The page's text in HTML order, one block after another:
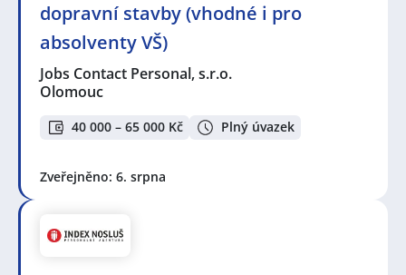
dopravní stavby (vhodné i pro
absolventy VŠ)
Jobs Contact Personal, s.r.o.
Olomouc
40 000 – 65 000 Kč Plný úvazek
Zveřejněno: 6. srpna